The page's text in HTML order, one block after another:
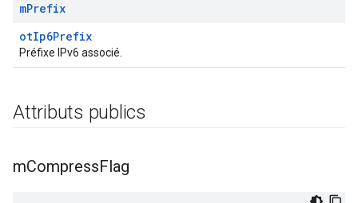
mPrefix
otIp6Prefix
Préfixe IPv6 associé.
Attributs publics
mCompressFlag